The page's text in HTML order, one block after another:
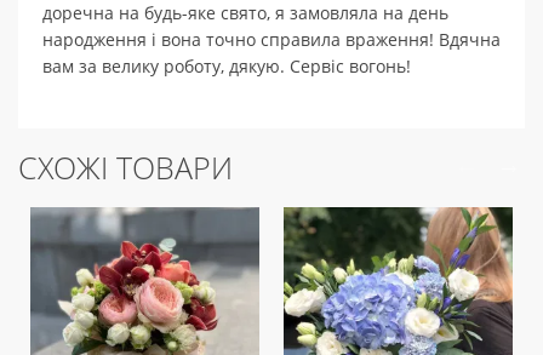
доречна на будь-яке свято, я замовляла на день
народження і вона точно справила враження! Вдячна
вам за велику роботу, дякую. Сервіс вогонь!
СХОЖІ ТОВАРИ